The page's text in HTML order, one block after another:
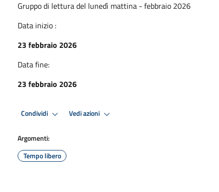
Gruppo di lettura del lunedì mattina - febbraio 2026
Data inizio :
23 febbraio 2026
Data fine:
23 febbraio 2026
Condividi Vedi azioni
Argomenti:
Tempo libero